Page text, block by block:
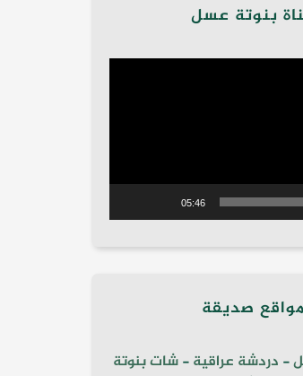
بنوتة عسل
05:46
مواقع صديقة
- دردشة عراقية-شات بنوتة